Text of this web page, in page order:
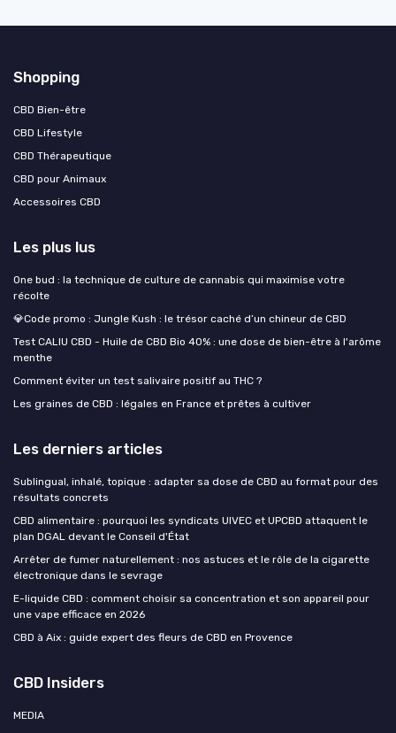
Shopping
CBD Bien-être
CBD Lifestyle
CBD Thérapeutique
CBD pour Animaux
Accessoires CBD
Les plus lus
One bud : la technique de culture de cannabis qui maximise votre
récolte
💎Code promo : Jungle Kush : le trésor caché d’un chineur de CBD
Test CALIU CBD - Huile de CBD Bio 40% : une dose de bien-être à l'arôme
menthe
Comment éviter un test salivaire positif au THC ?
Les graines de CBD : légales en France et prêtes à cultiver
Les derniers articles
Sublingual, inhalé, topique : adapter sa dose de CBD au format pour des
résultats concrets
CBD alimentaire : pourquoi les syndicats UIVEC et UPCBD attaquent le
plan DGAL devant le Conseil d'État
Arrêter de fumer naturellement : nos astuces et le rôle de la cigarette
électronique dans le sevrage
E-liquide CBD : comment choisir sa concentration et son appareil pour
une vape efficace en 2026
CBD à Aix : guide expert des fleurs de CBD en Provence
CBD Insiders
MEDIA